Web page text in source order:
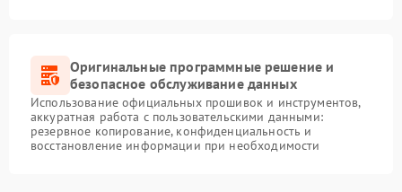
Оригинальные программные решение и
безопасное обслуживание данных
Использование официальных прошивок и инструментов,
аккуратная работа с пользовательскими данными:
резервное копирование, конфиденциальность и
восстановление информации при необходимости